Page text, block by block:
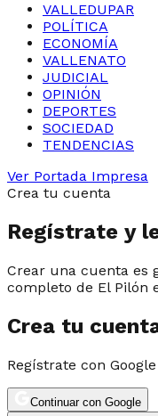
VALLEDUPAR
POLÍTICA
ECONOMÍA
VALLENATO
JUDICIAL
OPINIÓN
DEPORTES
SOCIEDAD
TENDENCIAS
Ver Portada Impresa
Crea tu cuenta
Regístrate y
Crear una cuenta es
completo de El Pilón
Crea tu
Regístrate con
Continuar con Google